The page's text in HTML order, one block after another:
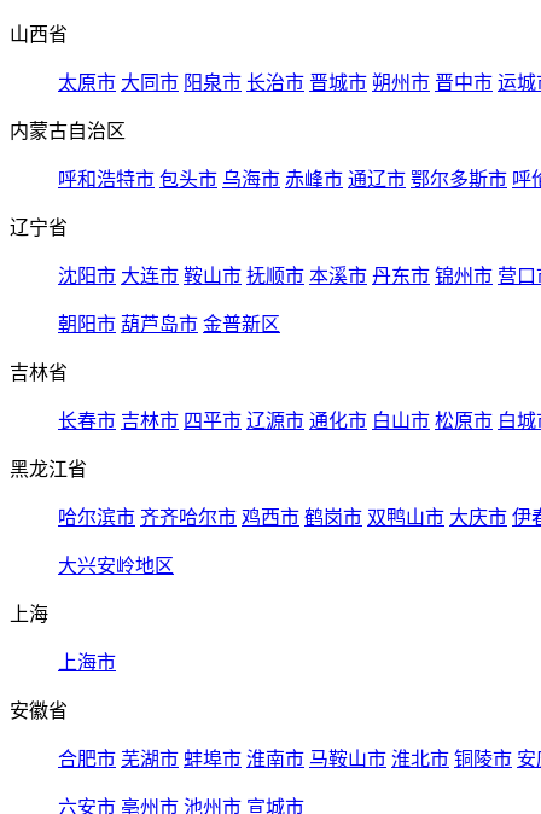
山西省
太原市 大同市 阳泉市 长治市 晋城市 朔州市 晋中市 运城
内蒙古自治区
呼和浩特市 包头市 乌海市 赤峰市 通辽市 鄂尔多斯市 呼
辽宁省
沈阳市 大连市 鞍山市 抚顺市 本溪市 丹东市 锦州市 营口
朝阳市 葫芦岛市 金普新区
吉林省
长春市 吉林市 四平市 辽源市 通化市 白山市 松原市 白城
黑龙江省
哈尔滨市 齐齐哈尔市 鸡西市 鹤岗市 双鸭山市 大庆市 伊
大兴安岭地区
上海
上海市
安徽省
合肥市 芜湖市 蚌埠市 淮南市 马鞍山市 淮北市 铜陵市 安
六安市 亳州市 池州市 宣城市